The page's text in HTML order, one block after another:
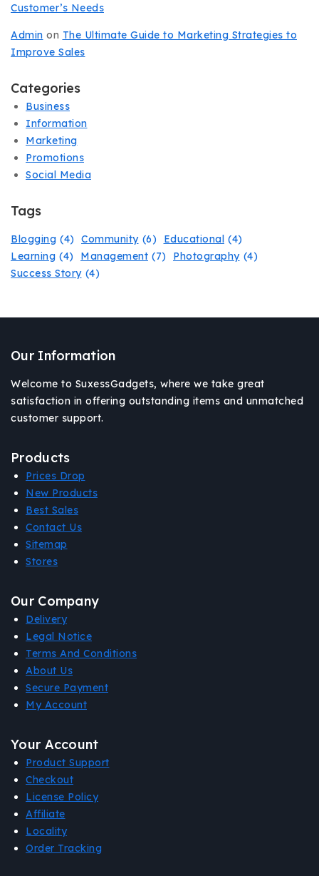
Customer’s Needs
Admin on The Ultimate Guide to Marketing Strategies to
Improve Sales
Categories
Business
Information
Marketing
Promotions
Social Media
Tags
Blogging (4) Community (6) Educational (4)
Learning (4) Management (7) Photography (4)
Success Story (4)
Our Information
Welcome to SuxessGadgets, where we take great
satisfaction in offering outstanding items and unmatched
customer support.
Products
Prices Drop
New Products
Best Sales
Contact Us
Sitemap
Stores
Our Company
Delivery
Legal Notice
Terms And Conditions
About Us
Secure Payment
My Account
Your Account
Product Support
Checkout
License Policy
Affiliate
Locality
Order Tracking